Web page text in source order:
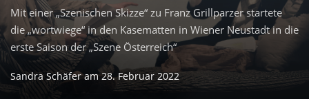
Mit einer „Szenischen Skizze“ zu Franz Grillparzer startete
die „wortwiege“ in den Kasematten in Wiener Neustadt in die
erste Saison der „Szene Österreich“
Sandra Schäferam 28. Februar 2022